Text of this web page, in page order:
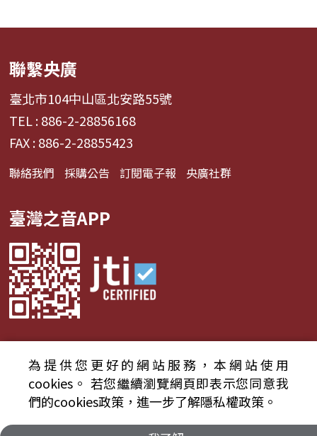
聯繫央廣
臺北市104中山區北安路55號
TEL : 886-2-28856168
FAX : 886-2-28855423
聯絡我們 採購公告 訂閱電子報 央廣社群
臺灣之音APP
© 2024財團法人中央廣播電臺 版權所有
資通安全政策聲明
服務條款 隱私權條款
為提供您更好的網站服務，本網站使用
cookies。 若您繼續瀏覽網頁即表示您同意我
們的cookies政策，進一步了解隱私權政策。